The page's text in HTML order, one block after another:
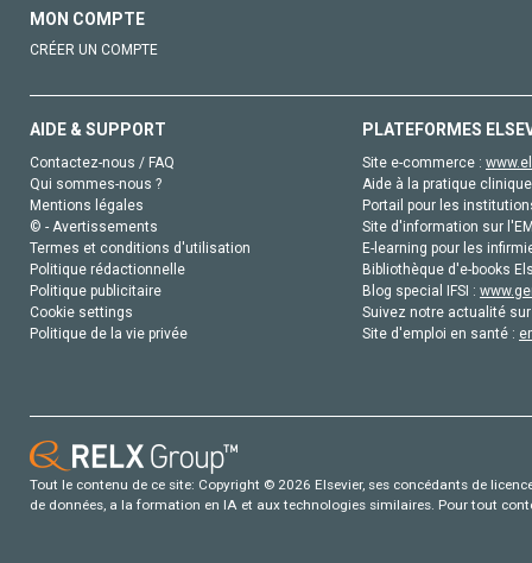
MON COMPTE
CRÉER UN COMPTE
AIDE & SUPPORT
Contactez-nous / FAQ
Qui sommes-nous ?
Mentions légales
© - Avertissements
Termes et conditions d'utilisation
Politique rédactionnelle
Politique publicitaire
Cookie settings
Politique de la vie privée
PLATEFORMES
Site e-commerce :
Aide à la pratique
Portail pour les
Site d'information sur
E-learning pour les
Bibliothèque d'e-books
Blog special IFSI :
Suivez notre actualité
Site d'emploi en santé :
Tout le contenu de ce site: Copyright © 2026 Elsevier, ses concédants de
de données, a la formation en IA et aux technologies similaires. Pour tout